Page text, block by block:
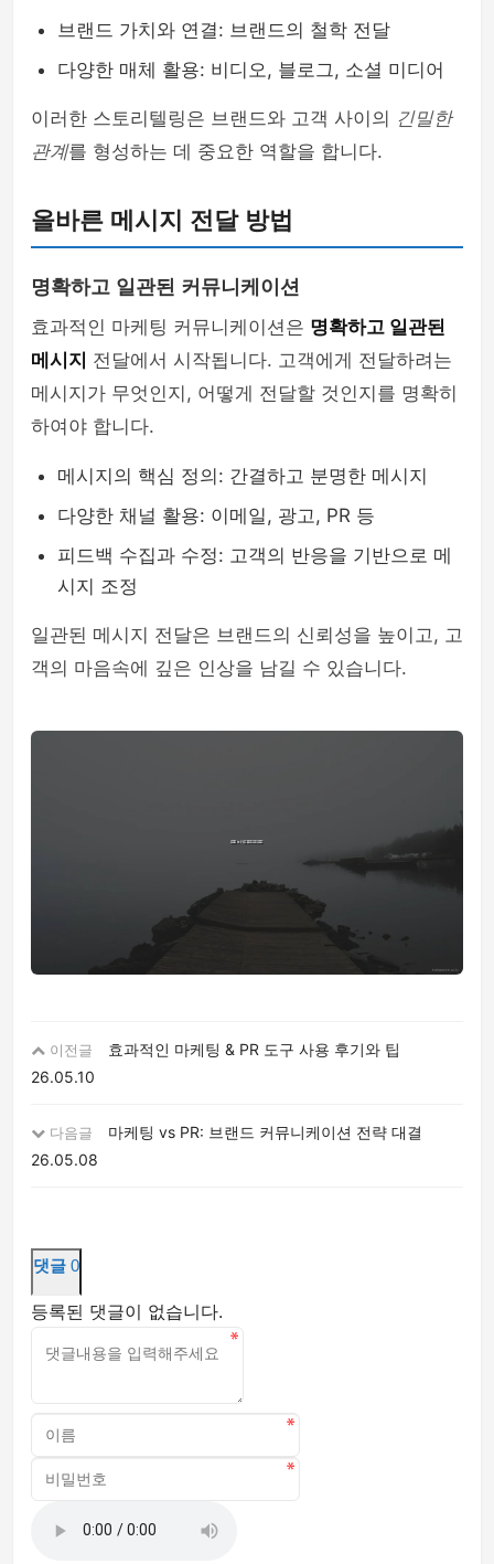
브랜드 가치와 연결: 브랜드의 철학 전달
다양한 매체 활용: 비디오, 블로그, 소셜 미디어
이러한 스토리텔링은 브랜드와 고객 사이의 긴밀한
관계를 형성하는 데 중요한 역할을 합니다.
올바른 메시지 전달 방법
명확하고 일관된 커뮤니케이션
효과적인 마케팅 커뮤니케이션은 명확하고 일관된
메시지 전달에서 시작됩니다. 고객에게 전달하려는
메시지가 무엇인지, 어떻게 전달할 것인지를 명확히
하여야 합니다.
메시지의 핵심 정의: 간결하고 분명한 메시지
다양한 채널 활용: 이메일, 광고, PR 등
피드백 수집과 수정: 고객의 반응을 기반으로 메
시지 조정
일관된 메시지 전달은 브랜드의 신뢰성을 높이고, 고
객의 마음속에 깊은 인상을 남길 수 있습니다.
이전글
효과적인 마케팅 & PR 도구 사용 후기와 팁
26.05.10
다음글
마케팅 vs PR: 브랜드 커뮤니케이션 전략 대결
26.05.08
댓글 0
등록된 댓글이 없습니다.